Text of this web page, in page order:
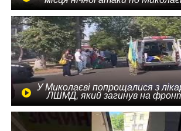
У Миколаєві попрощалися з
ЛШМД, який загинув на